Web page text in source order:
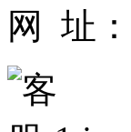
网 址：